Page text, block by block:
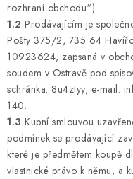
Jak vyměnit či vrátit zboží
Obchodní podmínky
rozhraní obchodu“).
1.2 Prodávajícím je
Pošty 375/2, 735 64
10923624, zapsaná v
soudem v Ostravě pod
schránka: 8u4ztyy, e-mail:
140.
1.3 Kupní smlouvou
podmínek se prodávající
které je předmětem koupě
vlastnické právo k němu, a